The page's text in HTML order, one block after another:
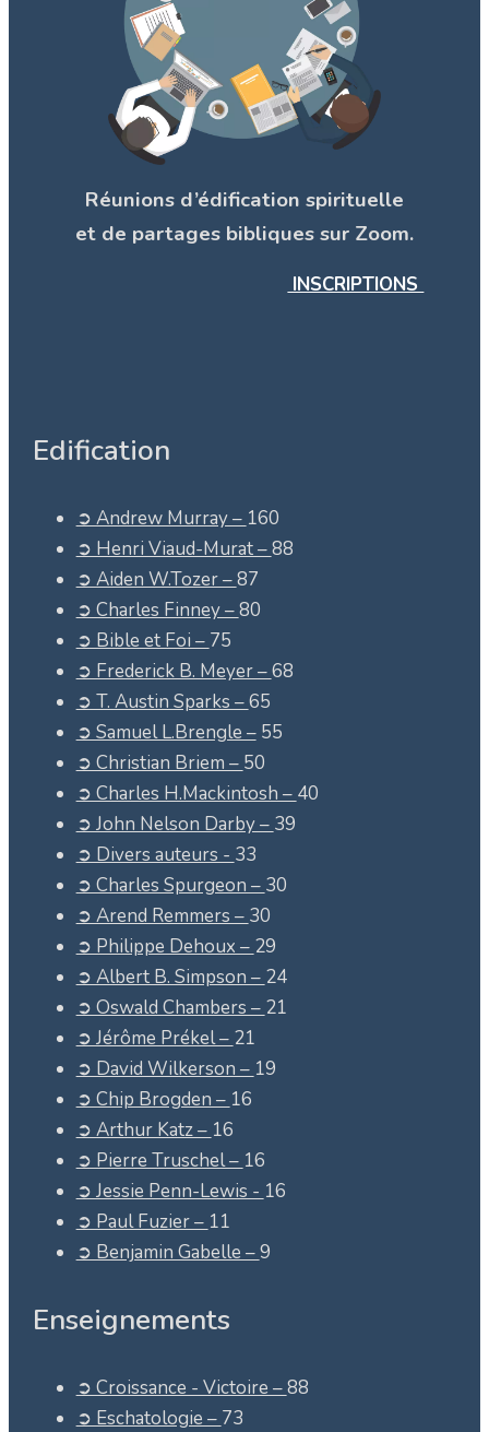
Réunions d’édification spirituelle
et de partages bibliques sur Zoom.
INSCRIPTIONS
Edification
➲ Andrew Murray – 160
➲ Henri Viaud-Murat –88
➲ Aiden W.Tozer –87
➲ Charles Finney –80
➲ Bible et Foi – 75
➲ Frederick B. Meyer –68
➲ T. Austin Sparks –65
➲ Samuel L.Brengle – 55
➲ Christian Briem – 50
➲ Charles H.Mackintosh – 40
➲ John Nelson Darby – 39
➲ Divers auteurs - 33
➲ Charles Spurgeon – 30
➲ Arend Remmers – 30
➲ Philippe Dehoux – 29
➲ Albert B. Simpson – 24
➲ Oswald Chambers – 21
➲ Jérôme Prékel – 21
➲ David Wilkerson – 19
➲ Chip Brogden – 16
➲ Arthur Katz – 16
➲ Pierre Truschel – 16
➲ Jessie Penn-Lewis - 16
➲ Paul Fuzier – 11
➲ Benjamin Gabelle –9
Enseignements
➲ Croissance - Victoire –88
➲ Eschatologie – 73